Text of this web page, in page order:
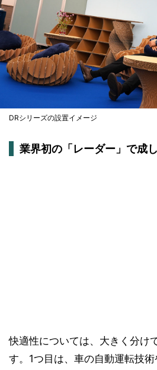
DRシリーズの設置イメージ
業界初の「レーダー」で成
快適性については、大きく分け
す。1つ目は、車の自動運転技